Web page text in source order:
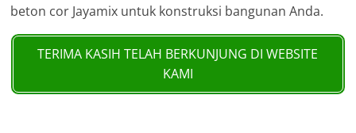
beton cor Jayamix untuk konstruksi bangunan Anda.
TERIMA KASIH TELAH BERKUNJUNG DI WEBSITE
KAMI